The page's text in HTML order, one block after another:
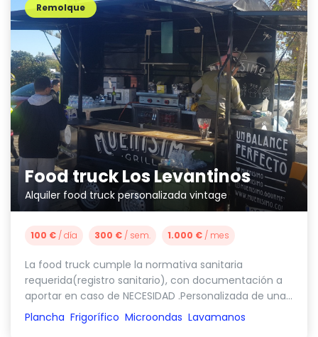
Food truck Los Levantinos
Alquiler food truck personalizada vintage
Remolque
100 € / día 300 € / sem. 1.000 € / mes
La food truck cumple la normativa sanitaria
requerida(registro sanitario), con documentación a
aportar en caso de NECESIDAD .Personalizada de una...
Plancha Frigorífico Microondas Lavamanos